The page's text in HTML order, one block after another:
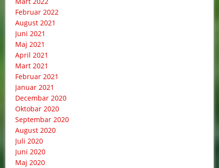
Februar 2022
August 2021
Juni 2021
Maj 2021
April 2021
Mart 2021
Februar 2021
Januar 2021
Decembar 2020
Oktobar 2020
Septembar 2020
August 2020
Juli 2020
Juni 2020
Maj 2020